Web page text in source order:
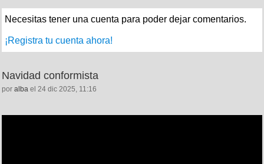
Necesitas tener una cuenta para poder dejar comentarios.
¡Registra tu cuenta ahora!
Navidad conformista
por alba el 24 dic 2025, 11:16